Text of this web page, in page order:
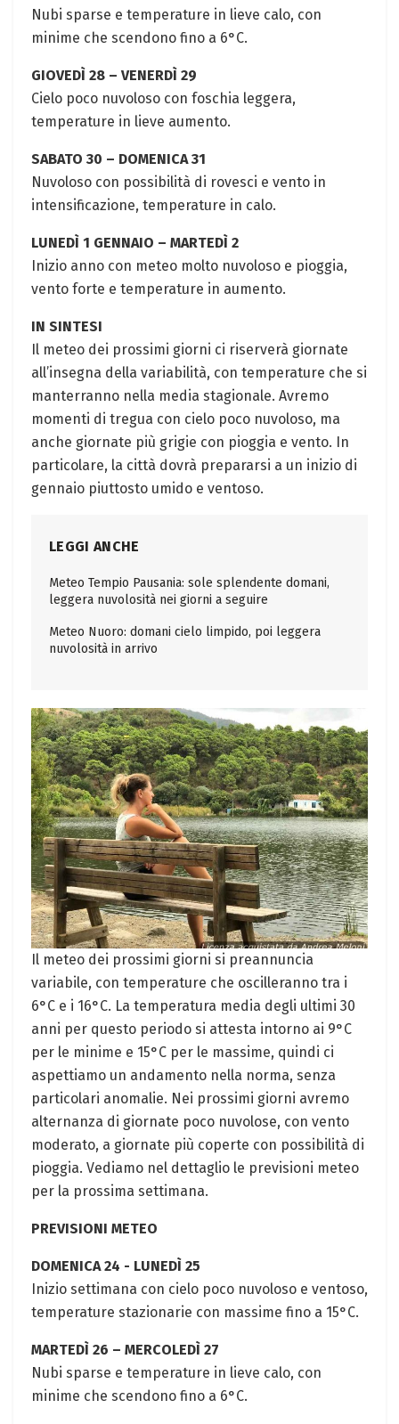
Nubi sparse e temperature in lieve calo, con
‌minime che ​scendono fino a 6°C.⁤
GIOVEDÌ 28 – VENERDÌ 29
Cielo poco nuvoloso con foschia leggera,⁢
temperature in lieve aumento.
SABATO 30 – DOMENICA 31
Nuvoloso ⁣con possibilità di rovesci e vento in
intensificazione,⁣ temperature⁤ in calo.
LUNEDÌ‌ 1 GENNAIO – MARTEDÌ ⁢2
Inizio anno con ​meteo molto ⁤nuvoloso e pioggia,
vento‌ forte e temperature in aumento.
IN SINTESI
Il meteo dei prossimi giorni ci riserverà giornate
all’insegna della variabilità, ⁤con temperature che si
​manterranno nella‍ media stagionale. Avremo
momenti di tregua con cielo poco nuvoloso, ‌ma
anche giornate ⁣più grigie con ⁣pioggia e vento. In
particolare, ⁣la città dovrà⁢ prepararsi a un inizio di
gennaio piuttosto umido e ventoso.
LEGGI ANCHE
Meteo Tempio Pausania: sole splendente domani,
leggera nuvolosità nei giorni a seguire
Meteo Nuoro: domani cielo limpido, poi leggera
nuvolosità in arrivo
Il meteo dei prossimi giorni si ⁣preannuncia
variabile, con temperature che ⁣oscilleranno⁢ tra i
6°C e i 16°C. La temperatura media degli ultimi 30
anni per questo periodo si attesta ⁣intorno ai ‍9°C
per le minime e 15°C per⁢ le massime, quindi ci​
aspettiamo‌ un andamento nella norma, senza
particolari anomalie. Nei prossimi ‍giorni avremo
alternanza di ‌giornate poco nuvolose, con vento
moderato, a⁣ giornate più coperte con⁣ possibilità di
pioggia. Vediamo nel dettaglio ‌le previsioni meteo
per la prossima settimana.
PREVISIONI METEO
DOMENICA‌ 24 ⁢-​ LUNEDÌ 25
Inizio settimana con cielo poco nuvoloso e ventoso,⁣
temperature stazionarie ⁢con massime fino a 15°C.
MARTEDÌ 26 – MERCOLEDÌ 27
Nubi sparse e temperature in lieve calo, con
‌minime che ​scendono fino a 6°C.⁤